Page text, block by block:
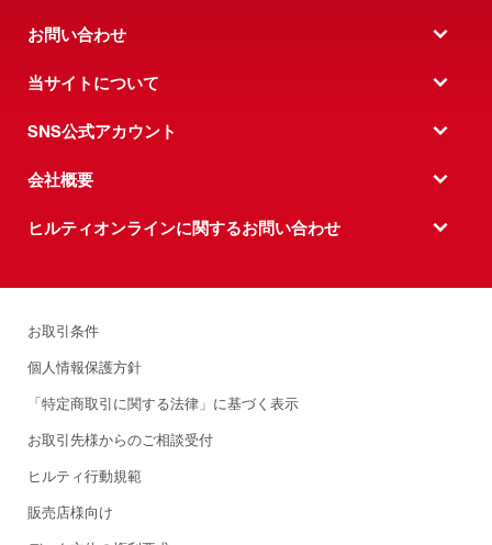
お問い合わせ
当サイトについて
SNS公式アカウント
会社概要
ヒルティオンラインに関するお問い合わせ
お取引条件
個人情報保護方針
「特定商取引に関する法律」に基づく表示
お取引先様からのご相談受付
ヒルティ行動規範
販売店様向け